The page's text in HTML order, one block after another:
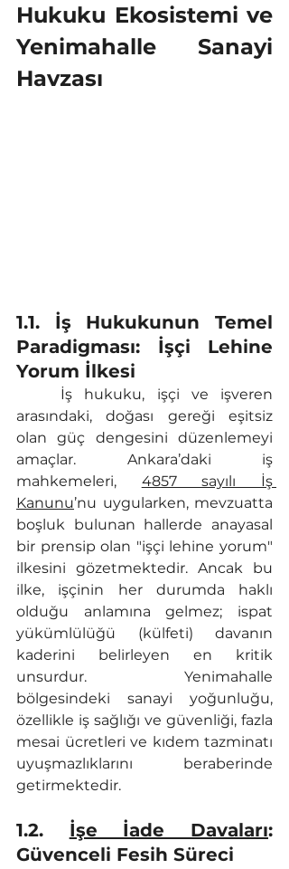
Hukuku Ekosistemi ve
Yenimahalle Sanayi
Havzası
1.1. İş Hukukunun Temel
Paradigması: İşçi Lehine
Yorum İlkesi
arasındaki, doğası gereği eşitsiz
olan güç dengesini düzenlemeyi
amaçlar. Ankara’daki iş
mahkemeleri, 4857 sayılı İş
Kanunu’nu uygularken, mevzuatta
boşluk bulunan hallerde anayasal
bir prensip olan "işçi lehine yorum"
ilkesini gözetmektedir. Ancak bu
ilke, işçinin her durumda haklı
olduğu anlamına gelmez; ispat
yükümlülüğü (külfeti) davanın
kaderini belirleyen en kritik
unsurdur. Yenimahalle
bölgesindeki sanayi yoğunluğu,
özellikle iş sağlığı ve güvenliği, fazla
mesai ücretleri ve kıdem tazminatı
uyuşmazlıklarını beraberinde
getirmektedir.
1.2. İşe İade Davaları:
Güvenceli Fesih Süreci